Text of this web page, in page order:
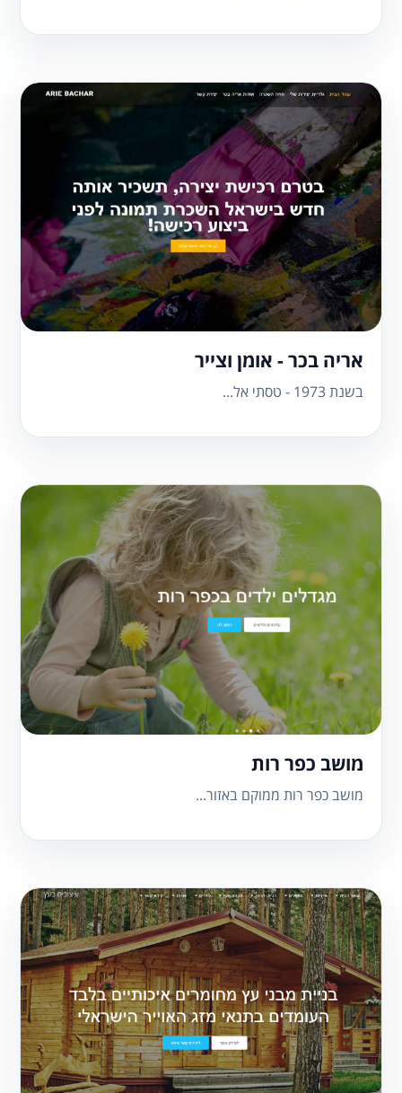
אריה בכר - אומן וצייר
​בשנת 1973 - טסתי אל...
מושב כפר רות
מושב כפר רות ממוקם באזור...